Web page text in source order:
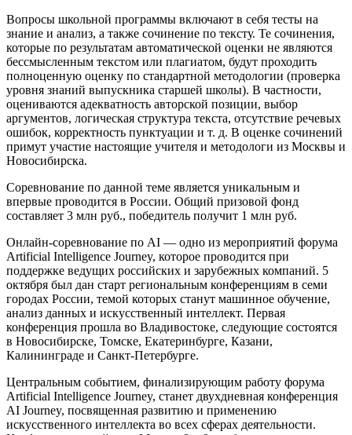
Вопросы школьной программы включают в себя тесты на
знание и анализ, а также сочинение по тексту. Те сочинения,
которые по результатам автоматической оценки не являются
бессмысленным текстом или плагиатом, будут проходить
полноценную оценку по стандартной методологии (проверка
уровня знаний выпускника старшей школы). В частности,
оцениваются адекватность авторской позиции, выбор
аргументов, логическая структура текста, отсутствие речевых
ошибок, корректность пунктуации и т. д. В оценке сочинений
примут участие настоящие учителя и методологи из Москвы и
Новосибирска.
Соревнование по данной теме является уникальным и
впервые проводится в России. Общий призовой фонд
составляет 3 млн руб., победитель получит 1 млн руб.
Онлайн-соревнование по AI — одно из мероприятий форума
Artificial Intelligence Journey, которое проводится при
поддержке ведущих российских и зарубежных компаний. 5
октября был дан старт региональным конференциям в семи
городах России, темой которых станут машинное обучение,
анализ данных и искусственный интеллект. Первая
конференция прошла во Владивостоке, следующие состоятся
в Новосибирске, Томске, Екатеринбурге, Казани,
Калининграде и Санкт-Петербурге.
Центральным событием, финализирующим работу форума
Artificial Intelligence Journey, станет двухдневная конференция
AI Journey, посвященная развитию и применению
искусственного интеллекта во всех сферах деятельности.